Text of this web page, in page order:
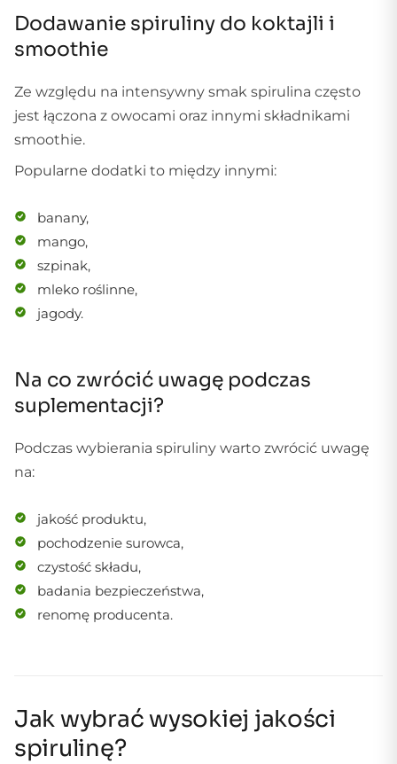
Dodawanie spiruliny do koktajli i
smoothie
Ze względu na intensywny smak spirulina często
jest łączona z owocami oraz innymi składnikami
smoothie.
Popularne dodatki to między innymi:
banany,
mango,
szpinak,
mleko roślinne,
jagody.
Na co zwrócić uwagę podczas
suplementacji?
Podczas wybierania spiruliny warto zwrócić uwagę
na:
jakość produktu,
pochodzenie surowca,
czystość składu,
badania bezpieczeństwa,
renomę producenta.
Jak wybrać wysokiej jakości
spirulinę?